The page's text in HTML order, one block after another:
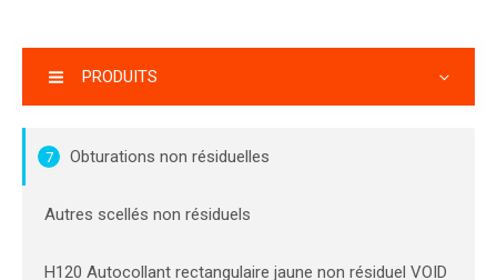
PRODUITS
7 Obturations non résiduelles
Autres scellés non résiduels
H120 Autocollant rectangulaire jaune non résiduel VOID